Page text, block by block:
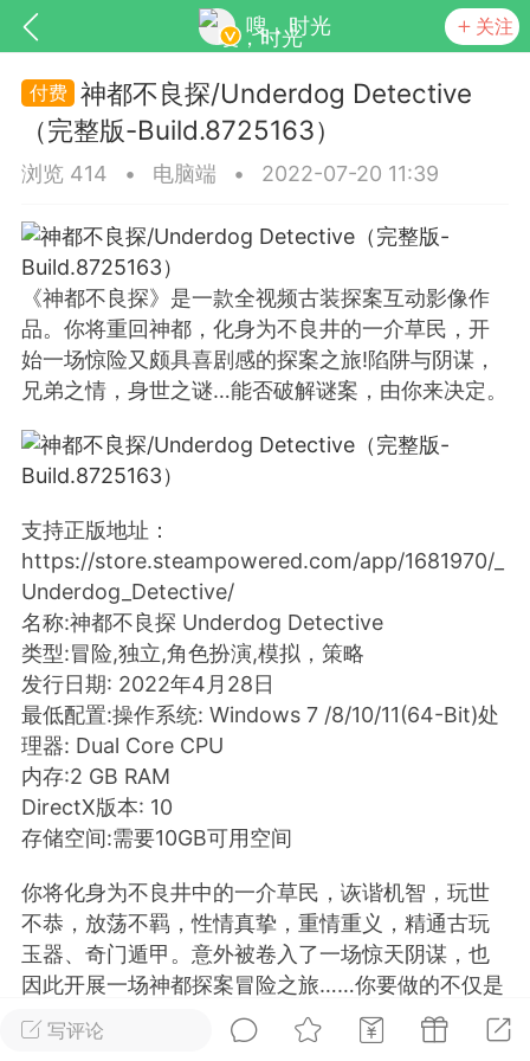
嗖，时光 关注
基于wordpress开发 你所看见
更新
排行 在线
实时动态 直播
Lv.8 极品会员 靓号
黑凤梨
该内容只允许登录的用户查看
写评论
神都不良探/Underdog Detective
（完整版-Build.8725163）
浏览 414 • 电脑端 • 2022-07-20 11:39
《神都不良探》是一款全视频古装探案互动影像作
品。你将重回神都，化身为不良井的一介草民，开
始一场惊险又颇具喜剧感的探案之旅!陷阱与阴谋，
兄弟之情，身世之谜…能否破解谜案，由你来决定。
支持正版地址：
https://store.steampowered.com/app/1681970/_
Underdog_Detective/
名称:神都不良探 Underdog Detective
类型:冒险,独立,角色扮演,模拟，策略
发行日期: 2022年4月28日
最低配置:操作系统: Windows 7 /8/10/11(64-Bit)处
理器: Dual Core CPU
内存:2 GB RAM
DirectX版本: 10
存储空间:需要10GB可用空间
你将化身为不良井中的一介草民，诙谐机智，玩世
不恭，放荡不羁，性情真挚，重情重义，精通古玩
玉器、奇门遁甲。意外被卷入了一场惊天阴谋，也
因此开展一场神都探案冒险之旅……你要做的不仅是
破解谜案，更是要活下去。
随着深入迷局，你会遇到各种谜题、陷阱，也将勇